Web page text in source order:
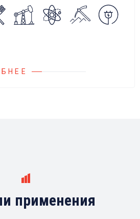
Ареоматик совместим с
российских и
применения